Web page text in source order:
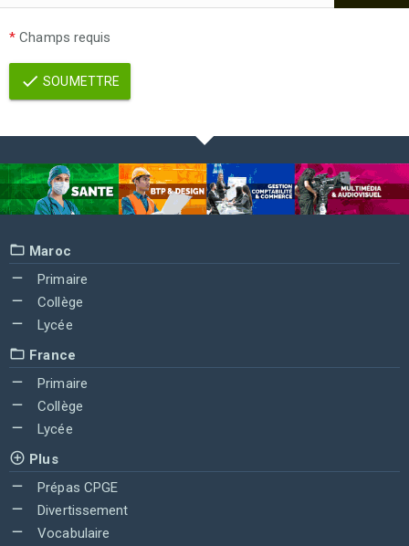
* Champs requis
SOUMETTRE
Maroc
Primaire
Collège
Lycée
France
Primaire
Collège
Lycée
Plus
Prépas CPGE
Divertissement
Vocabulaire